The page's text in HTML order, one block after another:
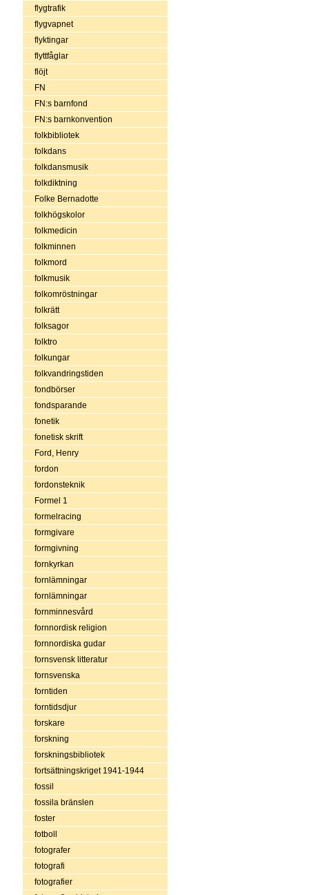
flygtrafik
flygvapnet
flyktingar
flyttfåglar
flöjt
FN
FN:s barnfond
FN:s barnkonvention
folkbibliotek
folkdans
folkdansmusik
folkdiktning
Folke Bernadotte
folkhögskolor
folkmedicin
folkminnen
folkmord
folkmusik
folkomröstningar
folkrätt
folksagor
folktro
folkungar
folkvandringstiden
fondbörser
fondsparande
fonetik
fonetisk skrift
Ford, Henry
fordon
fordonsteknik
Formel 1
formelracing
formgivare
formgivning
fornkyrkan
fornlämningar
fornlämningar
fornminnesvård
fornnordisk religion
fornnordiska gudar
fornsvensk litteratur
fornsvenska
forntiden
forntidsdjur
forskare
forskning
forskningsbibliotek
fortsättningskriget 1941-1944
fossil
fossila bränslen
foster
fotboll
fotografer
fotografi
fotografier